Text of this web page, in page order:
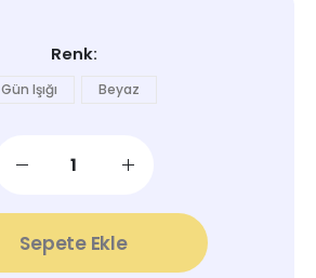
Renk
Gün Işığı Beyaz
Sepete Ekle